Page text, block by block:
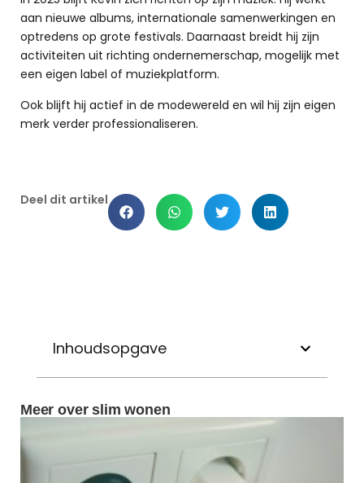
aan nieuwe albums, internationale samenwerkingen en
optredens op grote festivals. Daarnaast breidt hij zijn
activiteiten uit richting ondernemerschap, mogelijk met
een eigen label of muziekplatform.
Ook blijft hij actief in de modewereld en wil hij zijn eigen
merk verder professionaliseren.
Deel dit artikel
Inhoudsopgave
Meer over slim wonen